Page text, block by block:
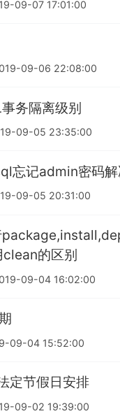
09-07 17:01:00
09-06 22:08:00
务隔离级别
09-05 23:35:00
忘记admin密码解
09-05 20:31:00
的区别
09-04 16:02:00
09-04 15:52:00
定节假日安排
09-02 19:39:00